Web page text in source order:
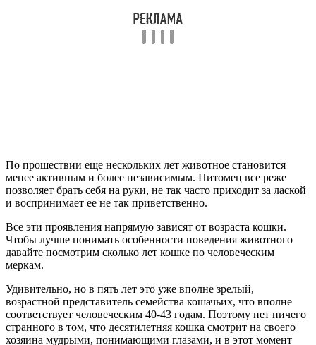
По прошествии еще нескольких лет животное становится
менее активным и более независимым. Питомец все реже
позволяет брать себя на руки, не так часто приходит за лаской
и воспринимает ее не так приветственно.
Все эти проявления напрямую зависят от возраста кошки.
Чтобы лучше понимать особенности поведения животного
давайте посмотрим сколько лет кошке по человеческим
меркам.
Удивительно, но в пять лет это уже вполне зрелый,
возрастной представитель семейства кошачьих, что вполне
соответствует человеческим 40-43 годам. Поэтому нет ничего
странного в том, что десятилетняя кошка смотрит на своего
хозяина мудрыми, понимающими глазами, и в этот момент